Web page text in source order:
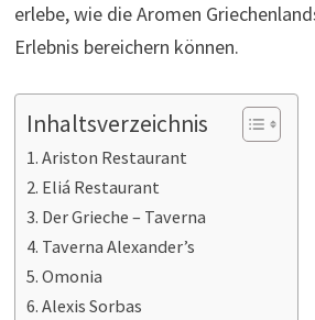
erlebe, wie die Aromen
Erlebnis bereichern können.
Inhaltsverzeichnis
Ariston Restaurant
Eliá Restaurant
Der Grieche – Taverna
Taverna Alexander’s
Omonia
Alexis Sorbas